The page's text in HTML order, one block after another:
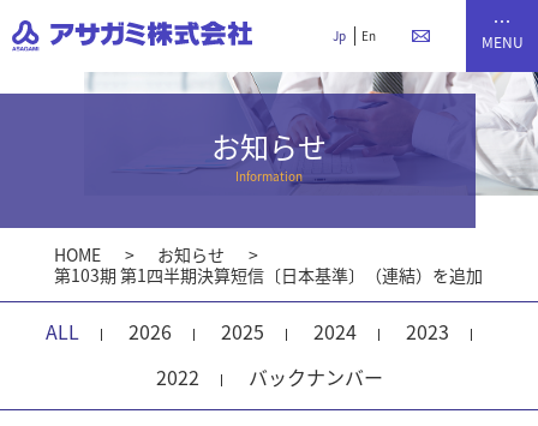
Jp En
お知らせ
Information
HOME
お知らせ
第103期 第1四半期決算短信〔日本基準〕（連結）を追加
ALL 2026 2025 2024
2023
2022
バックナンバー